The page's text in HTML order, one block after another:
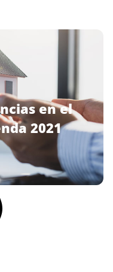
en el
2021